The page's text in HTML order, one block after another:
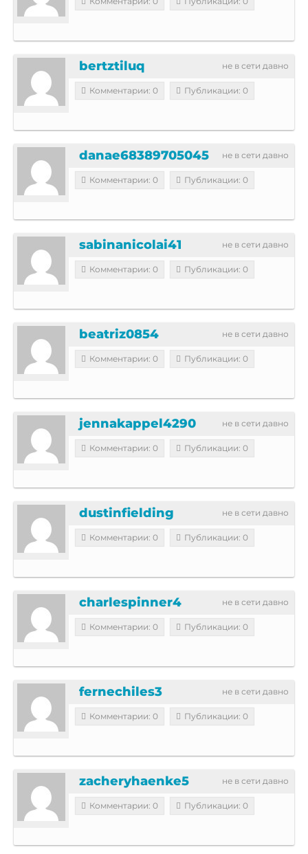
не в сети давно
bertztiluq
Комментарии: 0 Публикации: 0
не в сети давно
danae68389705045
Комментарии: 0 Публикации: 0
не в сети давно
sabinanicolai41
Комментарии: 0 Публикации: 0
не в сети давно
beatriz0854
Комментарии: 0 Публикации: 0
не в сети давно
jennakappel4290
Комментарии: 0 Публикации: 0
не в сети давно
dustinfielding
Комментарии: 0 Публикации: 0
не в сети давно
charlespinner4
Комментарии: 0 Публикации: 0
не в сети давно
fernechiles3
Комментарии: 0 Публикации: 0
не в сети давно
zacheryhaenke5
Комментарии: 0 Публикации: 0